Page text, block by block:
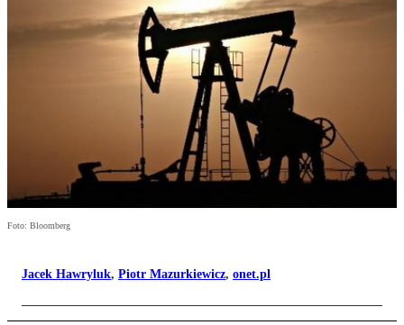
Foto: Bloomberg
Jacek Hawryluk, Piotr Mazurkiewicz, onet.pl